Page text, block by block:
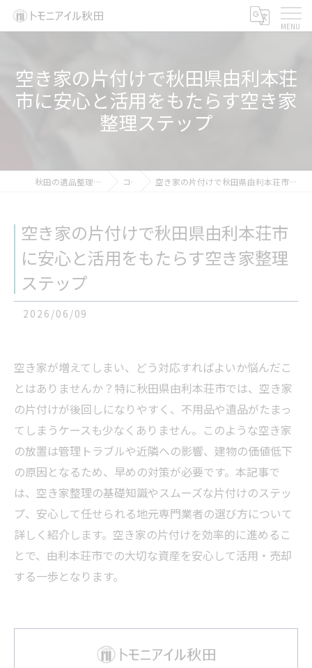
空き家の片付けで秋田県由利本荘
市に安心と活用をもたらす空き家
整理ステップ
秋田の遺品整理ならトモニアイル秋田 コラム 空き家の片付けで秋田県由利本荘市に安心と活用をもたらす空き家整理ステップ
空き家の片付けで秋田県由利本荘市
に安心と活用をもたらす空き家整理
ステップ
2026/06/09
空き家が増えてしまい、どう対応すればよいか悩んだこ
とはありませんか？特に秋田県由利本荘市では、空き家
の片付けが後回しになりやすく、不用品や遺品がたまっ
てしまうケースも少なくありません。このような空き家
の放置は管理トラブルや近隣への影響、建物の価値低下
の原因となるため、早めの対策が必要です。本記事で
は、空き家整理の基礎知識やスムーズな片付けのステッ
プ、安心して任せられる地元専門業者の選び方について
詳しく紹介します。空き家の片付けを効率的に進めるこ
とで、由利本荘市での大切な資産を安心して活用・売却
する一歩となります。